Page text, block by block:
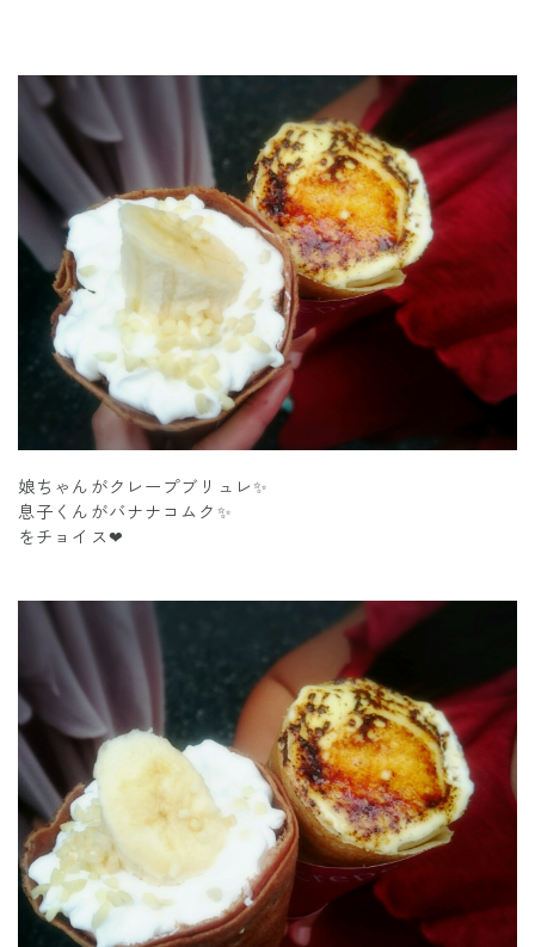
娘ちゃんがクレープブリュレ✨
息子くんがバナナコムク✨
をチョイス❤